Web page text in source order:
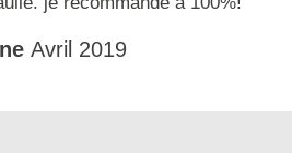
Avril 2019